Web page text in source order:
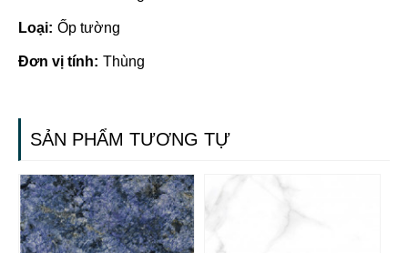
Loại: Ốp tường
Đơn vị tính: Thùng
SẢN PHẨM TƯƠNG TỰ